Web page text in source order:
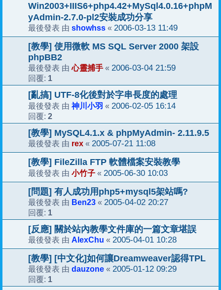
Win2003+IIIS6+php4.42+MySql4.0.16+phpM
yAdmin-2.7.0-pl2安裝成功分享
最後發表 由 showhss « 2006-03-13 11:49
[教學] 使用微軟 MS SQL Server 2000 架設
phpBB2
最後發表 由心靈捕手 « 2006-03-04 21:59
回覆: 1
[亂搞] UTF-8化後對於字串長度的處理
最後發表 由 神川小羽 « 2006-02-05 16:14
回覆: 2
[教學] MySQL4.1.x & phpMyAdmin- 2.11.9.5
最後發表 由 rex « 2005-07-21 11:08
[教學] FileZilla FTP 軟體檔案安裝教學
最後發表 由 小竹子 « 2005-06-30 10:03
[問題] 有人成功用php5+mysql5架站嗎?
最後發表 由 Ben23 « 2005-04-02 20:27
回覆: 1
[反應] 關於站內教學文件庫的一篇文章堪誤
最後發表 由 AlexChu « 2005-04-01 10:28
[教學] [中文化]如何讓Dreamweaver認得TPL
最後發表 由 dauzone « 2005-01-12 09:29
回覆: 1